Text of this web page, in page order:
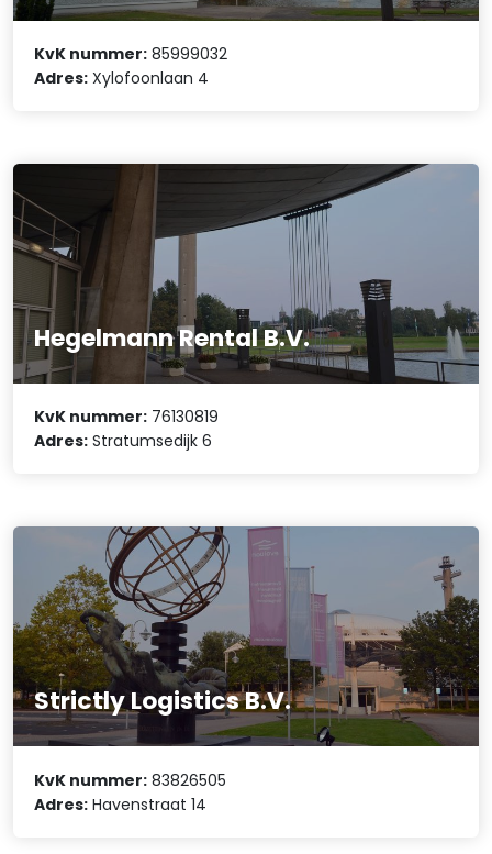
KvK nummer: 85999032
Adres: Xylofoonlaan 4
Hegelmann Rental B.V.
KvK nummer: 76130819
Adres: Stratumsedijk 6
Strictly Logistics B.V.
KvK nummer: 83826505
Adres: Havenstraat 14